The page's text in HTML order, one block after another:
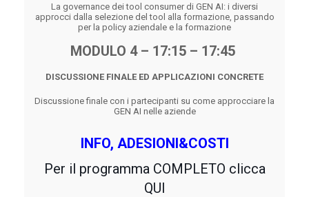
La governance dei tool consumer di GEN AI: i diversi
approcci dalla selezione del tool alla formazione, passando
per la policy aziendale e la formazione
MODULO 4 – 17:15 – 17:45
DISCUSSIONE FINALE ED APPLICAZIONI CONCRETE
Discussione finale con i partecipanti su come approcciare la
GEN AI nelle aziende
INFO, ADESIONI&COSTI
Per il programma COMPLETO clicca
QUI